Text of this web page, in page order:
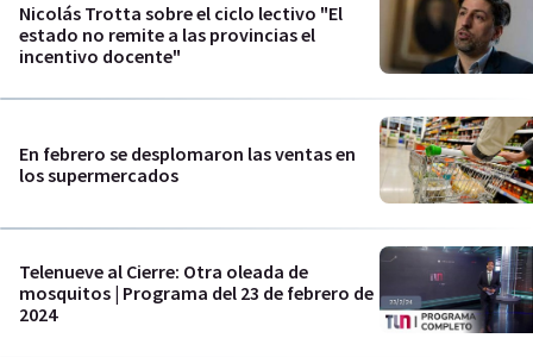
Nicolás Trotta sobre el ciclo lectivo "El
estado no remite a las provincias el
incentivo docente"
En febrero se desplomaron las ventas en
los supermercados
Telenueve al Cierre: Otra oleada de
mosquitos | Programa del 23 de febrero de
2024